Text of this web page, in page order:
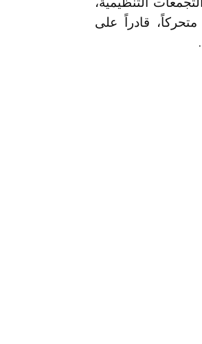
قادراً على